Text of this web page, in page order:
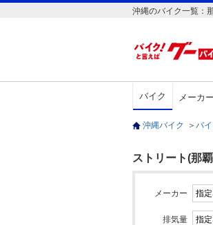
沖縄のバイク一覧：
バイク メーカー
沖縄バイク ＞ バ
ストリート(那
メーカー
排気量